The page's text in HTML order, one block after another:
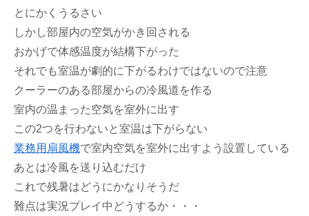
とにかくうるさい
しかし部屋内の空気がかき回される
おかげで体感温度が結構下がった
それでも室温が劇的に下がるわけではないので注意
クーラーのある部屋からの冷風道を作る
室内の温まった空気を室外に出す
この2つを行わないと室温は下がらない
業務用扇風機で室内空気を室外に出すよう設置している
あとは冷風を送り込むだけ
これで残暑はどうにかなりそうだ
難点は実況プレイ中どうするか・・・